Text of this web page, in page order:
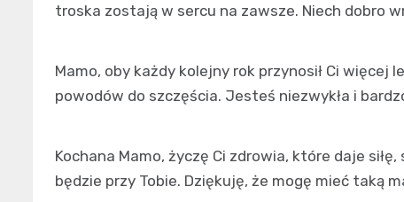
troska zostają w sercu na zawsze. Niech dobro
Mamo, oby każdy kolejny rok przynosił Ci
powodów do szczęścia. Jesteś niezwykła i
Kochana Mamo, życzę Ci zdrowia, które daje
będzie przy Tobie. Dziękuję, że mogę mieć taką